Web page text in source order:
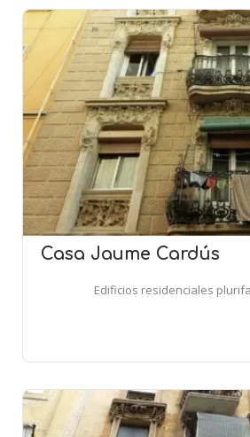
Casa Jaume Cardús
Edificios residenciales